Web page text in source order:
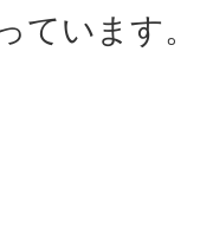
ています。